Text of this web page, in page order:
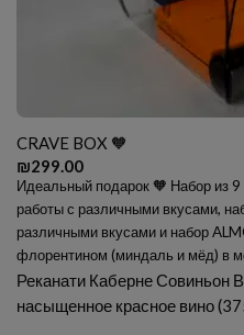
CRAVE BOX 🧡
₪299.00
Идеальный подарок 🧡 Набор из
работы с различными вкусами,
различными вкусами и набор
флорентином (миндаль и мёд) в
Реканати Каберне Совиньон
насыщенное красное вино